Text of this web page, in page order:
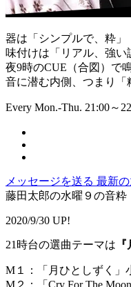
器は「シンプルで、粋」
味付けは「リアル、強い
夜9時のCUE（合図）で
音に潜む内側、つまり「
Every Mon.-Thu. 21:00～
メッセージを送る 最新の
藤田太郎の水曜９の音粋
2020/9/30 UP!
21時台の選曲テーマは
M１：「月ひとしずく」